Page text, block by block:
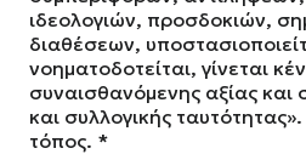
ιδεολογιών, προσδοκιών,
διαθέσεων,
νοηματοδοτείται, γίνεται
συναισθανόμενης αξίας και
και συλλογικής
τόπος. *